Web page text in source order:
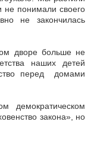
не понимали своего
не закончилась
дворе больше не
наших детей
перед домами
закона», но